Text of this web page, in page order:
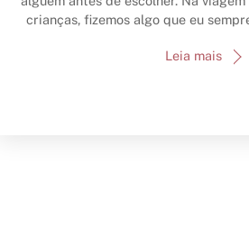
crianças, fizemos algo que eu
Leia mais